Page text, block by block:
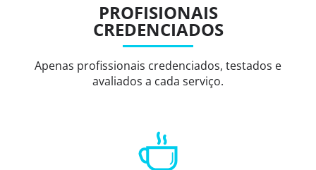
PROFISIONAIS
CREDENCIADOS
Apenas profissionais credenciados, testados e
avaliados a cada serviço.